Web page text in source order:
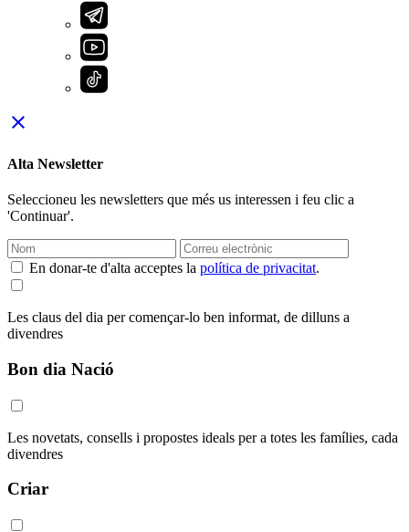
close
Alta Newsletter
Seleccioneu les newsletters que més us interessen i feu clic a
'Continuar'.
En donar-te d'alta acceptes la política de privacitat.
Les claus del dia per començar-lo ben informat, de dilluns a
divendres
Bon dia Nació
Les novetats, consells i propostes ideals per a totes les famílies, cada
divendres
Criar